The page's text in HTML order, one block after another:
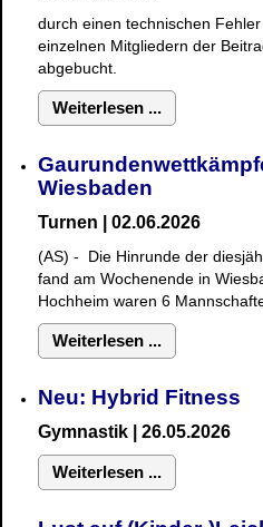
durch einen technischen
einzelnen Mitgliedern der
abgebucht.
Weiterlesen ...
Wiesbaden
Turnen | 02.06.2026
(AS) - Die Hinrunde der
fand am Wochenende in
Hochheim waren 6
Weiterlesen ...
Neu: Hybrid Fitness
Gymnastik | 26.05.2026
Weiterlesen ...